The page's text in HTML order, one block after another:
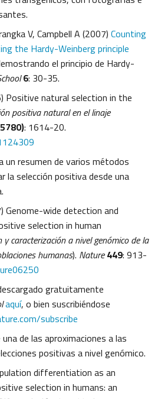
V, Campbell A (2007) Counting
the Hardy-Weinberg principle
el principio de Hardy-
6: 30-35.
Positive natural selection in the
positiva natural en el linaje
: 1614-20.
un resumen de varios métodos
la selección positiva desde una
Genome-wide detection and
selection in human
y caracterización a nivel genómico de la
humanas). Nature449: 913-
gratuitamente
aquí, o bien suscribiéndose
subscribe
de las aproximaciones a las
positivas a nivel genómico.
differentiation as an
selection in humans: an